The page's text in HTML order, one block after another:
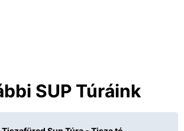
SUP Túráink